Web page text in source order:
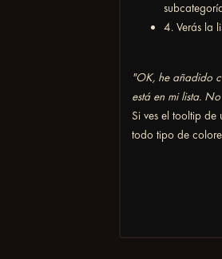
4. Verás la
"OK, he añadido
está en mi lista.
Si ves el tooltip de
todo tipo de